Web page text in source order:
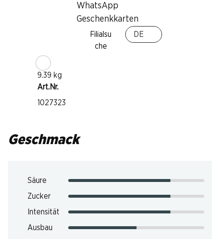
WhatsApp
Geschenkkarten
Filialsu
che
DE
Auszeichnungen
Expovina: Silberdiplom
Trinktemperatur
CO2-Fussabdruck
9.39 kg
Art.Nr.
1027323
Geschmack
Säure
Zucker
Intensität
Ausbau